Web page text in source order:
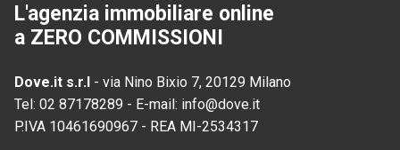
L'agenzia immobiliare online
a ZERO COMMISSIONI
Dove.it s.r.l - via Nino Bixio 7, 20129 Milano
Tel: 02 87178289 - E-mail: info@dove.it
P.IVA 10461690967 - REA MI-2534317